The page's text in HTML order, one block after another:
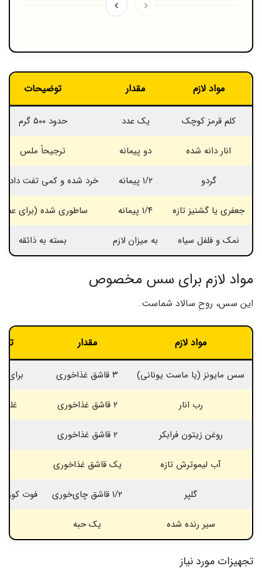
مواد لازم مقدار توضیحات
کلم قرمز کوچک یک عدد حدود ۵۰۰ گرم
انار دانه شده دو پیمانه ترجیحاً ملس
گردو ۱/۲ پیمانه خرد شده و کمی تفت داده
جعفری یا گشنیز تازه ۱/۴ پیمانه ساطوری شده (برای
نمک و فلفل سیاه به میزان لازم بسته به ذائقه
مواد لازم برای سس مخصوص
این سس، روحِ سالاد شماست.
مواد لازم مقدار
سس مایونز (یا ماست یونانی) ۳ قاشق غذاخوری برای
رب انار ۲ قاشق غذاخوری
روغن زیتون فرابکر ۲ قاشق غذاخوری
آب لیموترش تازه یک قاشق غذاخوری
گلپر ۱/۲ قاشق چای‌خوری فوت
سیر رنده شده یک حبه
تجهیزات مورد نیاز